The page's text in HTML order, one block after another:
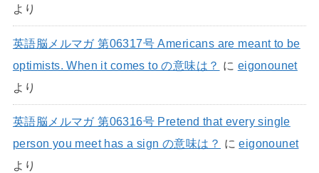
より
英語脳メルマガ 第06317号 Americans are meant to be
optimists. When it comes to の意味は？ に eigonounet
より
英語脳メルマガ 第06316号 Pretend that every single
person you meet has a sign の意味は？ にeigonounet
より